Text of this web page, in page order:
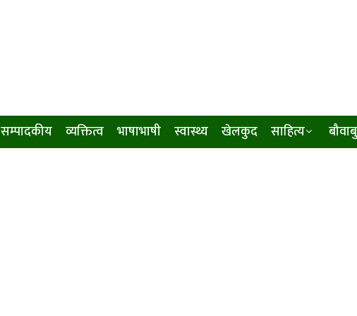
सम्पादकीय व्यक्तित्व भाषाभाषी स्वास्थ्य खेलकुद साहित्य